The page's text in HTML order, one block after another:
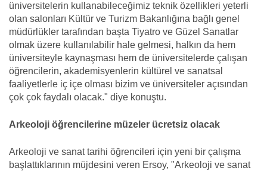
üniversitelerin kullanabileceğimiz teknik özellikleri yeterli
olan salonları Kültür ve Turizm Bakanlığına bağlı genel
müdürlükler tarafından başta Tiyatro ve Güzel Sanatlar
olmak üzere kullanılabilir hale gelmesi, halkın da hem
üniversiteyle kaynaşması hem de üniversitelerde çalışan
öğrencilerin, akademisyenlerin kültürel ve sanatsal
faaliyetlerle iç içe olması bizim ve üniversiteler açısından
çok çok faydalı olacak." diye konuştu.
Arkeoloji öğrencilerine müzeler ücretsiz olacak
Arkeoloji ve sanat tarihi öğrencileri için yeni bir çalışma
başlattıklarının müjdesini veren Ersoy, "Arkeoloji ve sanat